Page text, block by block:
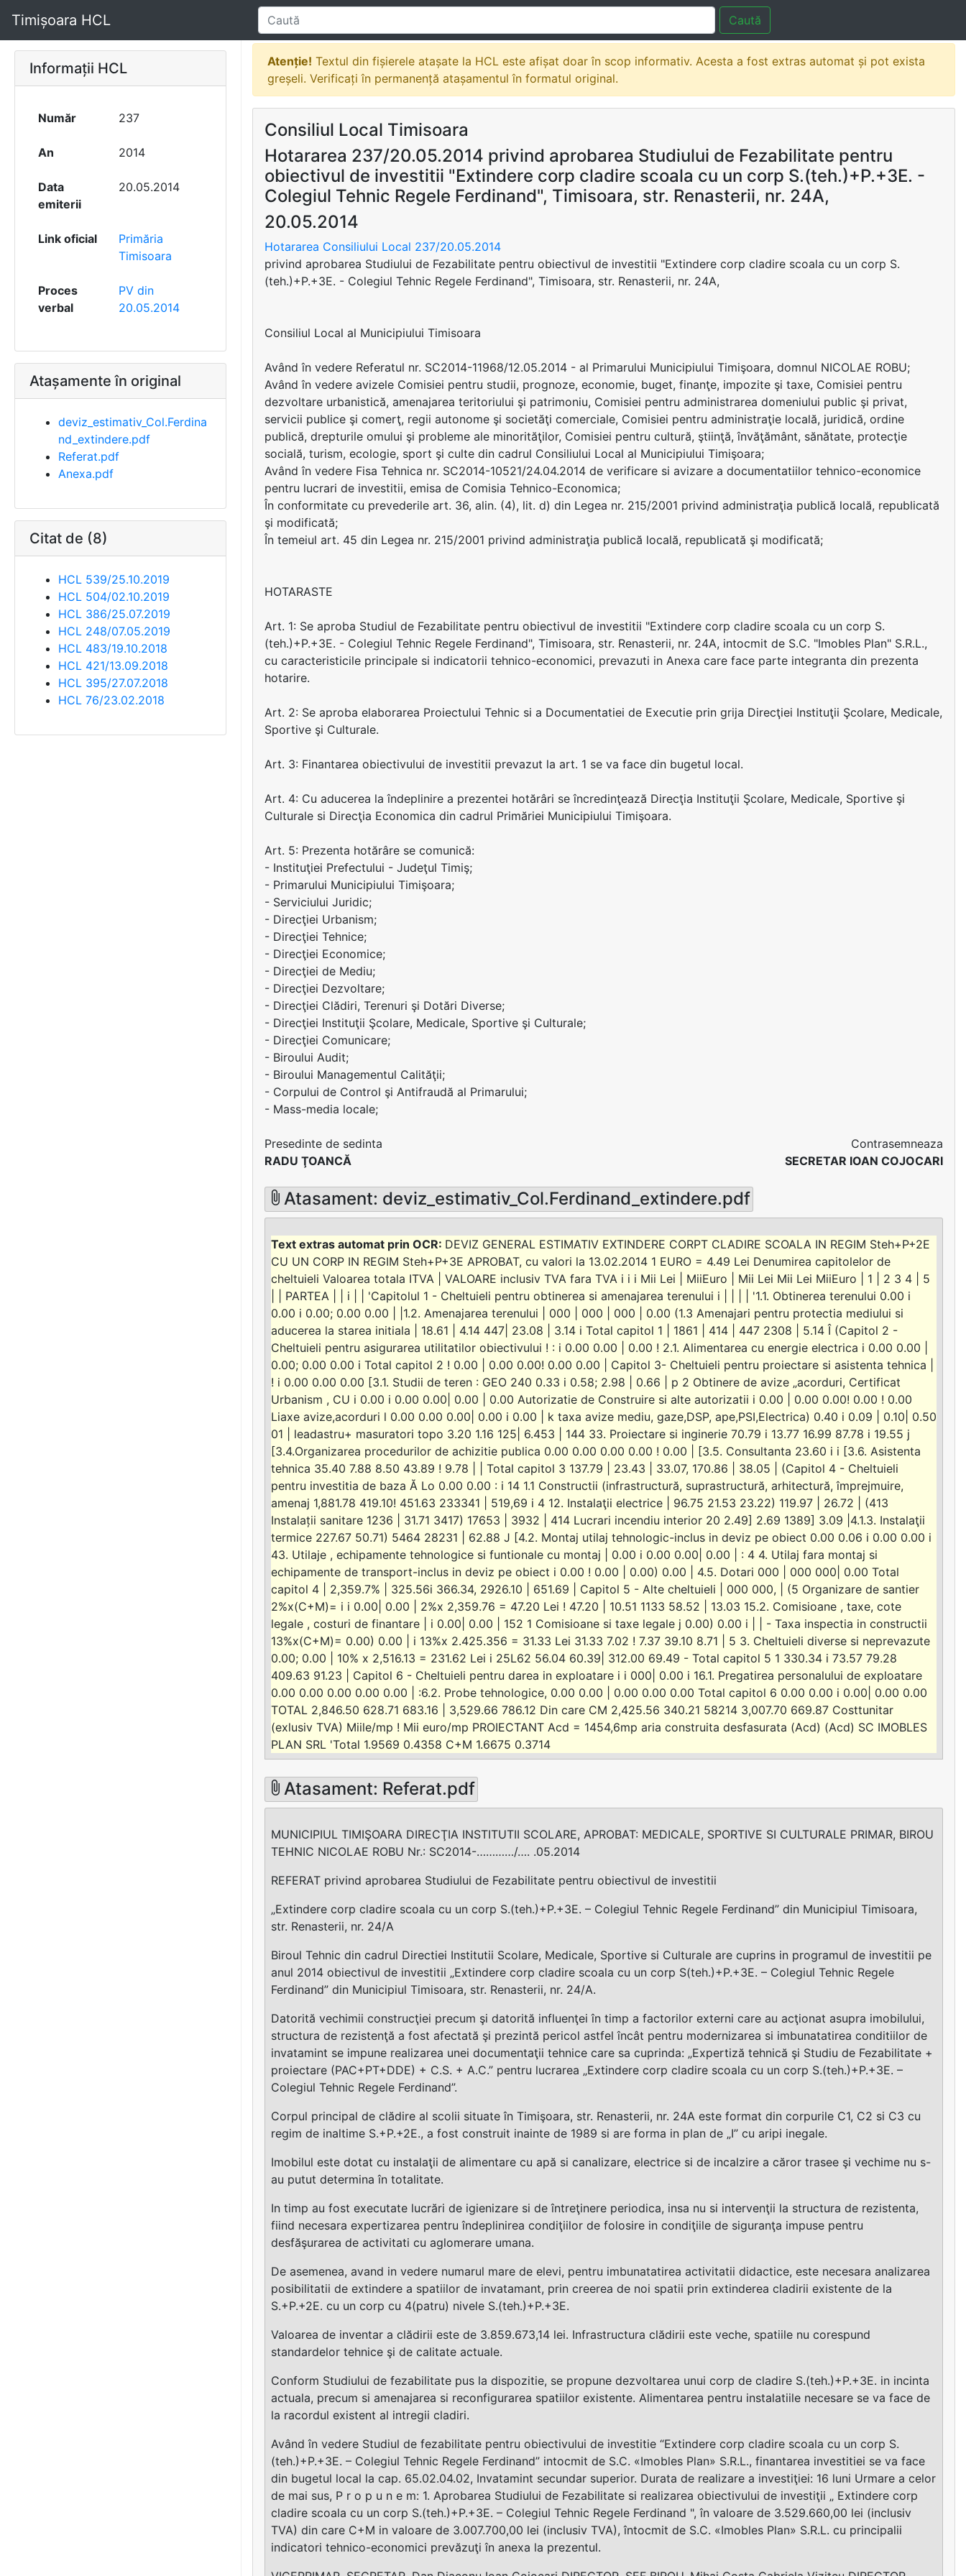
Timișoara HCL Caută
Informații HCL
Număr 237
An 2014
Data
emiterii
20.05.2014
Link oficial
Primăria
Timisoara
Proces
verbal
PV din
20.05.2014
Atașamente în original
deviz_estimativ_Col.Ferdina
nd_extindere.pdf
Referat.pdf
Anexa.pdf
Citat de (8)
HCL 539/25.10.2019
HCL 504/02.10.2019
HCL 386/25.07.2019
HCL 248/07.05.2019
HCL 483/19.10.2018
HCL 421/13.09.2018
HCL 395/27.07.2018
HCL 76/23.02.2018
Atenție! Textul din fișierele atașate la HCL este afișat doar în scop informativ. Acesta a fost extras automat și pot exista
greșeli. Verificați în permanență atașamentul în formatul original.
Consiliul Local Timisoara
Hotararea 237/20.05.2014 privind aprobarea Studiului de Fezabilitate pentru
obiectivul de investitii "Extindere corp cladire scoala cu un corp S.(teh.)+P.+3E. -
Colegiul Tehnic Regele Ferdinand", Timisoara, str. Renasterii, nr. 24A,
20.05.2014
Hotararea Consiliului Local 237/20.05.2014
privind aprobarea Studiului de Fezabilitate pentru obiectivul de investitii "Extindere corp cladire scoala cu un corp S.
(teh.)+P.+3E. - Colegiul Tehnic Regele Ferdinand", Timisoara, str. Renasterii, nr. 24A,
Consiliul Local al Municipiului Timisoara
Având în vedere Referatul nr. SC2014-11968/12.05.2014 - al Primarului Municipiului Timişoara, domnul NICOLAE ROBU;
Având în vedere avizele Comisiei pentru studii, prognoze, economie, buget, finanţe, impozite şi taxe, Comisiei pentru
dezvoltare urbanistică, amenajarea teritoriului şi patrimoniu, Comisiei pentru administrarea domeniului public şi privat,
servicii publice şi comerţ, regii autonome şi societăţi comerciale, Comisiei pentru administraţie locală, juridică, ordine
publică, drepturile omului şi probleme ale minorităţilor, Comisiei pentru cultură, ştiinţă, învăţământ, sănătate, protecţie
socială, turism, ecologie, sport şi culte din cadrul Consiliului Local al Municipiului Timişoara;
Având în vedere Fisa Tehnica nr. SC2014-10521/24.04.2014 de verificare si avizare a documentatiilor tehnico-economice
pentru lucrari de investitii, emisa de Comisia Tehnico-Economica;
În conformitate cu prevederile art. 36, alin. (4), lit. d) din Legea nr. 215/2001 privind administraţia publică locală, republicată
şi modificată;
În temeiul art. 45 din Legea nr. 215/2001 privind administraţia publică locală, republicată şi modificată;
HOTARASTE
Art. 1: Se aproba Studiul de Fezabilitate pentru obiectivul de investitii "Extindere corp cladire scoala cu un corp S.
(teh.)+P.+3E. - Colegiul Tehnic Regele Ferdinand", Timisoara, str. Renasterii, nr. 24A, intocmit de S.C. "Imobles Plan" S.R.L.,
cu caracteristicile principale si indicatorii tehnico-economici, prevazuti in Anexa care face parte integranta din prezenta
hotarire.
Art. 2: Se aproba elaborarea Proiectului Tehnic si a Documentatiei de Executie prin grija Direcţiei Instituţii Şcolare, Medicale,
Sportive şi Culturale.
Art. 3: Finantarea obiectivului de investitii prevazut la art. 1 se va face din bugetul local.
Art. 4: Cu aducerea la îndeplinire a prezentei hotărâri se încredinţează Direcţia Instituţii Şcolare, Medicale, Sportive şi
Culturale si Direcţia Economica din cadrul Primăriei Municipiului Timişoara.
Art. 5: Prezenta hotărâre se comunică:
- Instituţiei Prefectului - Judeţul Timiş;
- Primarului Municipiului Timişoara;
- Serviciului Juridic;
- Direcţiei Urbanism;
- Direcţiei Tehnice;
- Direcţiei Economice;
- Direcţiei de Mediu;
- Direcţiei Dezvoltare;
- Direcţiei Clădiri, Terenuri şi Dotări Diverse;
- Direcţiei Instituţii Şcolare, Medicale, Sportive şi Culturale;
- Direcţiei Comunicare;
- Biroului Audit;
- Biroului Managementul Calităţii;
- Corpului de Control şi Antifraudă al Primarului;
- Mass-media locale;
Presedinte de sedinta
RADU ŢOANCĂ
Contrasemneaza
SECRETAR IOAN COJOCARI
Atasament: deviz_estimativ_Col.Ferdinand_extindere.pdf
DEVIZ GENERAL ESTIMATIV EXTINDERE CORPT CLADIRE SCOALA IN REGIM Steh+P+2E
CU UN CORP IN REGIM Steh+P+3E APROBAT, cu valori la 13.02.2014 1 EURO = 4.49 Lei Denumirea capitolelor de
cheltuieli Valoarea totala ITVA | VALOARE inclusiv TVA fara TVA i i i Mii Lei | MiiEuro | Mii Lei Mii Lei MiiEuro | 1 | 2 3 4 | 5
| | PARTEA | | i | | 'Capitolul 1 - Cheltuieli pentru obtinerea si amenajarea terenului i | | | | '1.1. Obtinerea terenului 0.00 i
0.00 i 0.00; 0.00 0.00 | |1.2. Amenajarea terenului | 000 | 000 | 000 | 0.00 (1.3 Amenajari pentru protectia mediului si
aducerea la starea initiala | 18.61 | 4.14 447| 23.08 | 3.14 i Total capitol 1 | 1861 | 414 | 447 2308 | 5.14 Î (Capitol 2 -
Cheltuieli pentru asigurarea utilitatilor obiectivului ! : i 0.00 0.00 | 0.00 ! 2.1. Alimentarea cu energie electrica i 0.00 0.00 |
0.00; 0.00 0.00 i Total capitol 2 ! 0.00 | 0.00 0.00! 0.00 0.00 | Capitol 3- Cheltuieli pentru proiectare si asistenta tehnica |
! i 0.00 0.00 0.00 [3.1. Studii de teren : GEO 240 0.33 i 0.58; 2.98 | 0.66 | p 2 Obtinere de avize „acorduri, Certificat
Urbanism , CU i 0.00 i 0.00 0.00| 0.00 | 0.00 Autorizatie de Construire si alte autorizatii i 0.00 | 0.00 0.00! 0.00 ! 0.00
Liaxe avize,acorduri l 0.00 0.00 0.00| 0.00 i 0.00 | k taxa avize mediu, gaze,DSP, ape,PSI,Electrica) 0.40 i 0.09 | 0.10| 0.50
01 | leadastru+ masuratori topo 3.20 1.16 125| 6.453 | 144 33. Proiectare si inginerie 70.79 i 13.77 16.99 87.78 i 19.55 j
[3.4.Organizarea procedurilor de achizitie publica 0.00 0.00 0.00 0.00 ! 0.00 | [3.5. Consultanta 23.60 i i [3.6. Asistenta
tehnica 35.40 7.88 8.50 43.89 ! 9.78 | | Total capitol 3 137.79 | 23.43 | 33.07, 170.86 | 38.05 | (Capitol 4 - Cheltuieli
pentru investitia de baza Ă Lo 0.00 0.00 : i 14 1.1 Constructii (infrastructură, suprastructură, arhitectură, împrejmuire,
amenaj 1,881.78 419.10! 451.63 233341 | 519,69 i 4 12. Instalaţii electrice | 96.75 21.53 23.22) 119.97 | 26.72 | (413
Instalații sanitare 1236 | 31.71 3417) 17653 | 3932 | 414 Lucrari incendiu interior 20 2.49] 2.69 1389] 3.09 |4.1.3. Instalaţii
termice 227.67 50.71) 5464 28231 | 62.88 J [4.2. Montaj utilaj tehnologic-inclus in deviz pe obiect 0.00 0.06 i 0.00 0.00 i
43. Utilaje , echipamente tehnologice si funtionale cu montaj | 0.00 i 0.00 0.00| 0.00 | : 4 4. Utilaj fara montaj si
echipamente de transport-inclus in deviz pe obiect i 0.00 ! 0.00 | 0.00) 0.00 | 4.5. Dotari 000 | 000 000| 0.00 Total
capitol 4 | 2,359.7% | 325.56i 366.34, 2926.10 | 651.69 | Capitol 5 - Alte cheltuieli | 000 000, | (5 Organizare de santier
2%x(C+M)= i i 0.00| 0.00 | 2%x 2,359.76 = 47.20 Lei ! 47.20 | 10.51 1133 58.52 | 13.03 15.2. Comisioane , taxe, cote
legale , costuri de finantare | i 0.00| 0.00 | 152 1 Comisioane si taxe legale j 0.00) 0.00 i | | - Taxa inspectia in constructii
13%x(C+M)= 0.00) 0.00 | i 13%x 2.425.356 = 31.33 Lei 31.33 7.02 ! 7.37 39.10 8.71 | 5 3. Cheltuieli diverse si neprevazute
0.00; 0.00 | 10% x 2,516.13 = 231.62 Lei i 25L62 56.04 60.39| 312.00 69.49 - Total capitol 5 1 330.34 i 73.57 79.28
409.63 91.23 | Capitol 6 - Cheltuieli pentru darea in exploatare i i 000| 0.00 i 16.1. Pregatirea personalului de exploatare
0.00 0.00 0.00 0.00 0.00 | :6.2. Probe tehnologice, 0.00 0.00 | 0.00 0.00 0.00 Total capitol 6 0.00 0.00 i 0.00| 0.00 0.00
TOTAL 2,846.50 628.71 683.16 | 3,529.66 786.12 Din care CM 2,425.56 340.21 58214 3,007.70 669.87 Costtunitar
(exlusiv TVA) Miile/mp ! Mii euro/mp PROIECTANT Acd = 1454,6mp aria construita desfasurata (Acd) (Acd) SC IMOBLES
PLAN SRL 'Total 1.9569 0.4358 C+M 1.6675 0.3714
Atasament: Referat.pdf
MUNICIPIUL TIMIŞOARA DIRECŢIA INSTITUTII SCOLARE, APROBAT: MEDICALE, SPORTIVE SI CULTURALE PRIMAR, BIROU
TEHNIC NICOLAE ROBU Nr.: SC2014-…………/…. .05.2014
REFERAT privind aprobarea Studiului de Fezabilitate pentru obiectivul de investitii
„Extindere corp cladire scoala cu un corp S.(teh.)+P.+3E. – Colegiul Tehnic Regele Ferdinand” din Municipiul Timisoara,
str. Renasterii, nr. 24/A
Biroul Tehnic din cadrul Directiei Institutii Scolare, Medicale, Sportive si Culturale are cuprins in programul de investitii pe
anul 2014 obiectivul de investitii „Extindere corp cladire scoala cu un corp S(teh.)+P.+3E. – Colegiul Tehnic Regele
Ferdinand” din Municipiul Timisoara, str. Renasterii, nr. 24/A.
Datorită vechimii construcţiei precum şi datorită influenţei în timp a factorilor externi care au acţionat asupra imobilului,
structura de rezistenţă a fost afectată şi prezintă pericol astfel încât pentru modernizarea si imbunatatirea conditiilor de
invatamint se impune realizarea unei documentaţii tehnice care sa cuprinda: „Expertiză tehnică şi Studiu de Fezabilitate +
proiectare (PAC+PT+DDE) + C.S. + A.C.” pentru lucrarea „Extindere corp cladire scoala cu un corp S.(teh.)+P.+3E. –
Colegiul Tehnic Regele Ferdinand”.
Corpul principal de clădire al scolii situate în Timişoara, str. Renasterii, nr. 24A este format din corpurile C1, C2 si C3 cu
regim de inaltime S.+P.+2E., a fost construit inainte de 1989 si are forma in plan de „I” cu aripi inegale.
Imobilul este dotat cu instalaţii de alimentare cu apă si canalizare, electrice si de incalzire a căror trasee şi vechime nu s-
au putut determina în totalitate.
In timp au fost executate lucrări de igienizare si de întreţinere periodica, insa nu si intervenţii la structura de rezistenta,
fiind necesara expertizarea pentru îndeplinirea condiţiilor de folosire in condiţiile de siguranţa impuse pentru
desfăşurarea de activitati cu aglomerare umana.
De asemenea, avand in vedere numarul mare de elevi, pentru imbunatatirea activitatii didactice, este necesara analizarea
posibilitatii de extindere a spatiilor de invatamant, prin creerea de noi spatii prin extinderea cladirii existente de la
S.+P.+2E. cu un corp cu 4(patru) nivele S.(teh.)+P.+3E.
Valoarea de inventar a clădirii este de 3.859.673,14 lei. Infrastructura clădirii este veche, spatiile nu corespund
standardelor tehnice şi de calitate actuale.
Conform Studiului de fezabilitate pus la dispozitie, se propune dezvoltarea unui corp de cladire S.(teh.)+P.+3E. in incinta
actuala, precum si amenajarea si reconfigurarea spatiilor existente. Alimentarea pentru instalatiile necesare se va face de
la racordul existent al intregii cladiri.
Având în vedere Studiul de fezabilitate pentru obiectivului de investitie “Extindere corp cladire scoala cu un corp S.
(teh.)+P.+3E. – Colegiul Tehnic Regele Ferdinand” intocmit de S.C. «Imobles Plan» S.R.L., finantarea investitiei se va face
din bugetul local la cap. 65.02.04.02, Invatamint secundar superior. Durata de realizare a investiţiei: 16 luni Urmare a celor
de mai sus, P r o p u n e m: 1. Aprobarea Studiului de Fezabilitate si realizarea obiectivului de investiţii „ Extindere corp
cladire scoala cu un corp S.(teh.)+P.+3E. – Colegiul Tehnic Regele Ferdinand ", în valoare de 3.529.660,00 lei (inclusiv
TVA) din care C+M in valoare de 3.007.700,00 lei (inclusiv TVA), întocmit de S.C. «Imobles Plan» S.R.L. cu principalii
indicatori tehnico-economici prevăzuţi în anexa la prezentul.